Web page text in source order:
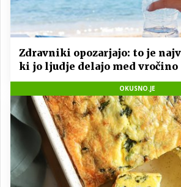
Zdravniki opozarjajo: to je
ki jo ljudje delajo med vročino
OKUSNO.JE